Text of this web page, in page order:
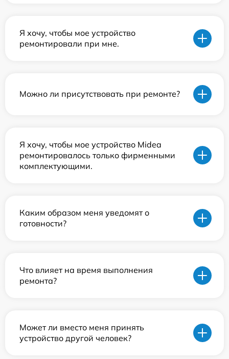
Я хочу, чтобы мое устройство
ремонтировали при мне.
Можно ли присутствовать при ремонте?
Я хочу, чтобы мое устройство Midea
ремонтировалось только фирменными
комплектующими.
Каким образом меня уведомят о
готовности?
Что влияет на время выполнения
ремонта?
Может ли вместо меня принять
устройство другой человек?